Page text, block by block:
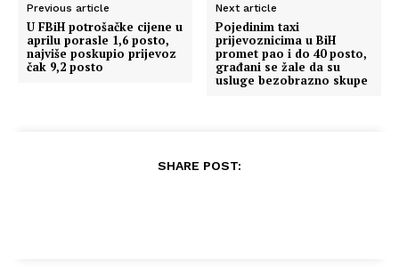
Previous article
U FBiH potrošačke cijene u
aprilu porasle 1,6 posto,
najviše poskupio prijevoz
čak 9,2 posto
Next article
Pojedinim taxi
prijevoznicima u BiH
promet pao i do 40 posto,
građani se žale da su
usluge bezobrazno skupe
SHARE POST: